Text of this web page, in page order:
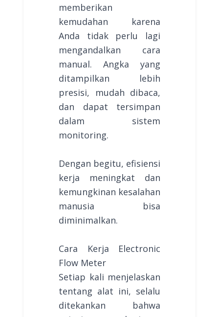
memberikan
kemudahan karena
Anda tidak perlu lagi
mengandalkan cara
manual. Angka yang
ditampilkan lebih
presisi, mudah dibaca,
dan dapat tersimpan
dalam sistem
monitoring.
Dengan begitu, efisiensi
kerja meningkat dan
kemungkinan kesalahan
manusia bisa
diminimalkan.
Cara Kerja Electronic
Flow Meter
Setiap kali menjelaskan
tentang alat ini, selalu
ditekankan bahwa